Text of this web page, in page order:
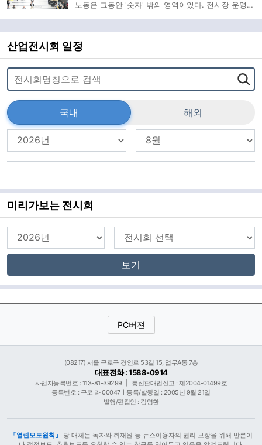
노동은 그동안 '숫자' 밖의 영역이었다. 전시장 운영자
보이지 않던 가치를 공식 통계로 소환하며 전시산업
의 '진짜 몸집'을 드러냈
산업전시회 일정
국내 해외
미리가보는 전시회
보기
PC버젼
(08217) 서울 구로구 경인로 53길 15, 업무A동 7층
대표전화 : 1588-0914
사업자등록번호 : 113-81-39299
통신판매업신고 : 제2004-01499호
등록번호 : 구로 라 00047ㅣ등록/발행일 : 2005년 9월 21일
발행/편집인 : 김영환
「열린보도원칙」
당 매체는 독자와 취재원 등 뉴스이용자의 권리 보장을 위해 반론이